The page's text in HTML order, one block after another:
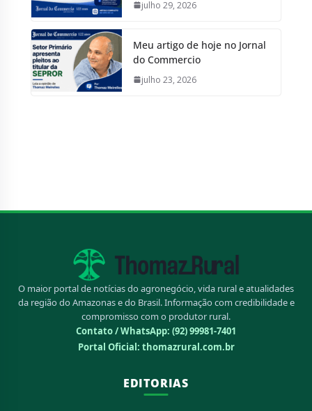
julho 29, 2026
Meu artigo de hoje no Jornal
do Commercio
julho 23, 2026
O maior portal de notícias do agronegócio, vida rural e atualidades
da região do Amazonas e do Brasil. Informação com credibilidade e
compromisso com o produtor rural.
Contato / WhatsApp: (92) 99981-7401
Portal Oficial: thomazrural.com.br
EDITORIAS